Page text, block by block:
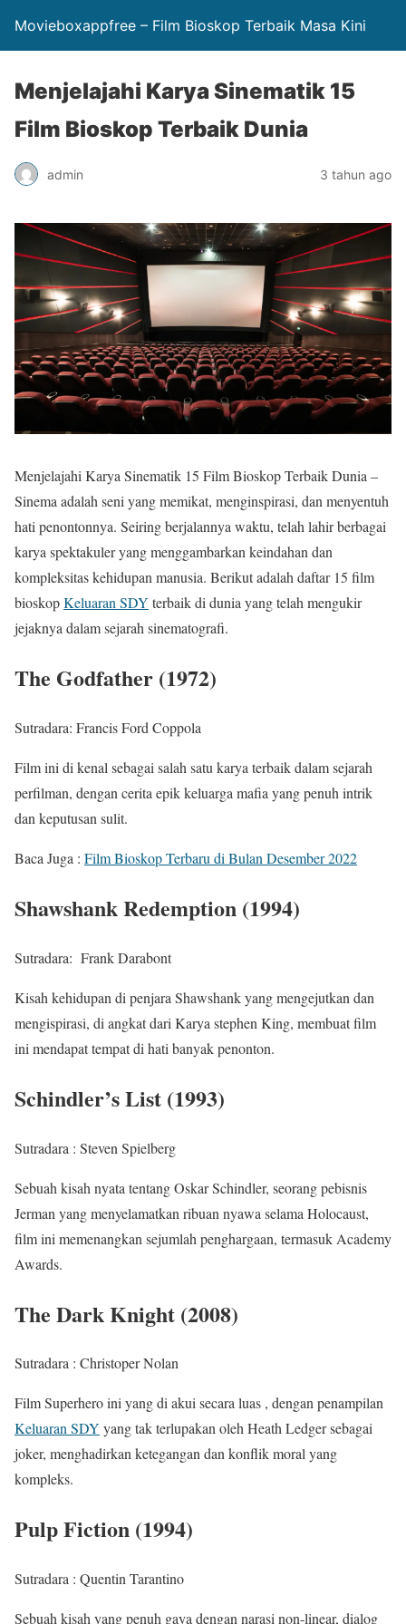
Movieboxappfree – Film Bioskop Terbaik Masa Kini
Menjelajahi Karya Sinematik 15
Film Bioskop Terbaik Dunia
admin 3 tahun ago
Menjelajahi Karya Sinematik 15 Film Bioskop Terbaik Dunia –
Sinema adalah seni yang memikat, menginspirasi, dan menyentuh
hati penontonnya. Seiring berjalannya waktu, telah lahir berbagai
karya spektakuler yang menggambarkan keindahan dan
kompleksitas kehidupan manusia. Berikut adalah daftar 15 film
bioskopKeluaran SDY terbaik di dunia yang telah mengukir
jejaknya dalam sejarah sinematografi.
The Godfather (1972)
Sutradara: Francis Ford Coppola
Film ini di kenal sebagai salah satu karya terbaik dalam sejarah
perfilman, dengan cerita epik keluarga mafia yang penuh intrik
dan keputusan sulit.
Baca Juga : Film Bioskop Terbaru di Bulan Desember 2022
Shawshank Redemption (1994)
Sutradara: Frank Darabont
Kisah kehidupan di penjara Shawshank yang mengejutkan dan
mengispirasi, di angkat dari Karya stephen King, membuat film
ini mendapat tempat di hati banyak penonton.
Schindler’s List (1993)
Sutradara : Steven Spielberg
Sebuah kisah nyata tentang Oskar Schindler, seorang pebisnis
Jerman yang menyelamatkan ribuan nyawa selama Holocaust,
film ini memenangkan sejumlah penghargaan, termasuk Academy
Awards.
The Dark Knight (2008)
Sutradara : Christoper Nolan
Film Superhero ini yang di akui secara luas , dengan penampilan
Keluaran SDY yang tak terlupakan oleh Heath Ledger sebagai
joker, menghadirkan ketegangan dan konflik moral yang
kompleks.
Pulp Fiction (1994)
Sutradara : Quentin Tarantino
Sebuah kisah yang penuh gaya dengan narasi non-linear, dialog